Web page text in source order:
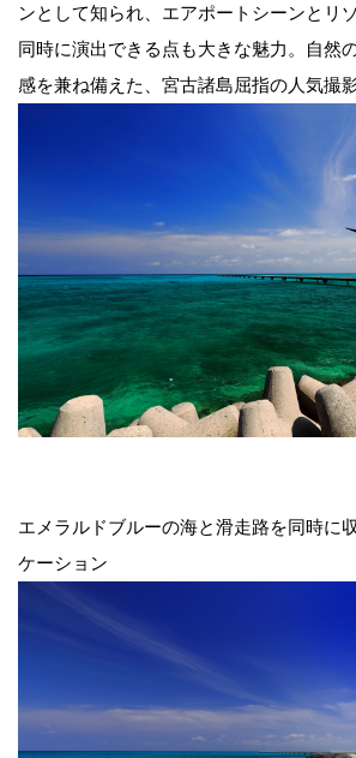
ンとして知られ、エアポートシーンとリ
同時に演出できる点も大きな魅力。自然
感を兼ね備えた、宮古諸島屈指の人気撮
エメラルドブルーの海と滑走路を同時に
ケーション